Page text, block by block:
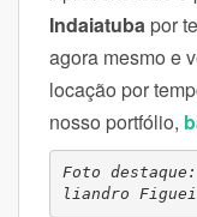
Indaiatuba por
agora mesmo e
locação por
nosso portfólio,
Foto
liandro